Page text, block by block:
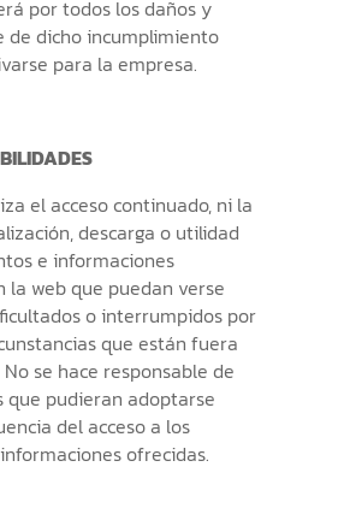
por todos los daños y
de dicho incumplimiento
para la empresa.
el acceso continuado, ni la
descarga o utilidad
e informaciones
la web que puedan verse
o interrumpidos por
que están fuera
se hace responsable de
que pudieran adoptarse
del acceso a los
ofrecidas.